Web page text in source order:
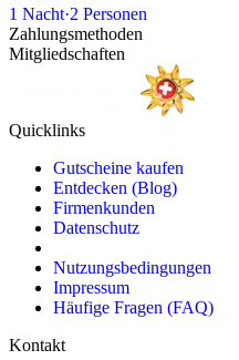
1 Nacht·2 Personen
Zahlungsmethoden
Mitgliedschaften
Quicklinks
Gutscheine kaufen
Entdecken (Blog)
Firmenkunden
Datenschutz
Nutzungsbedingungen
Impressum
Häufige Fragen (FAQ)
Kontakt